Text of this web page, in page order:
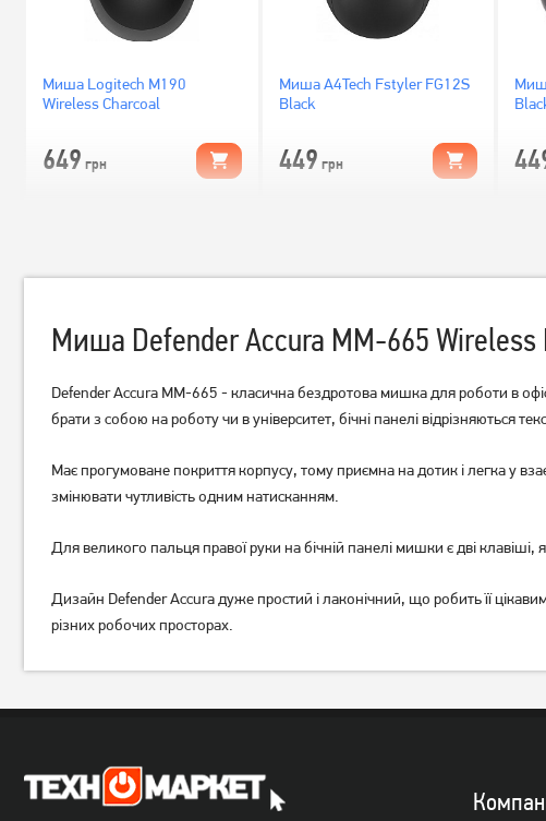
Миша Logitech M190
Wireless Charcoal
649 грн
Миша A4Tech Fstyler FG12S
Black
449 грн
Миша Logitech M190
Wireless Mid Grey
649грн
Wireless Red
649грн
Миша Defender Accura MM-665 Wireless
Defender Accura MM-665 - класична бездротова мишка для роботи в
брати з собою на роботу чи в університет, бічні панелі відрізняються
Має прогумоване покриття корпусу, тому приємна на дотик і легка у
змінювати чутливість одним натисканням.
Для великого пальця правої руки на бічній панелі мишки є дві
Дизайн Defender Accura дуже простий і лаконічний, що робить її
різних робочих просторах.